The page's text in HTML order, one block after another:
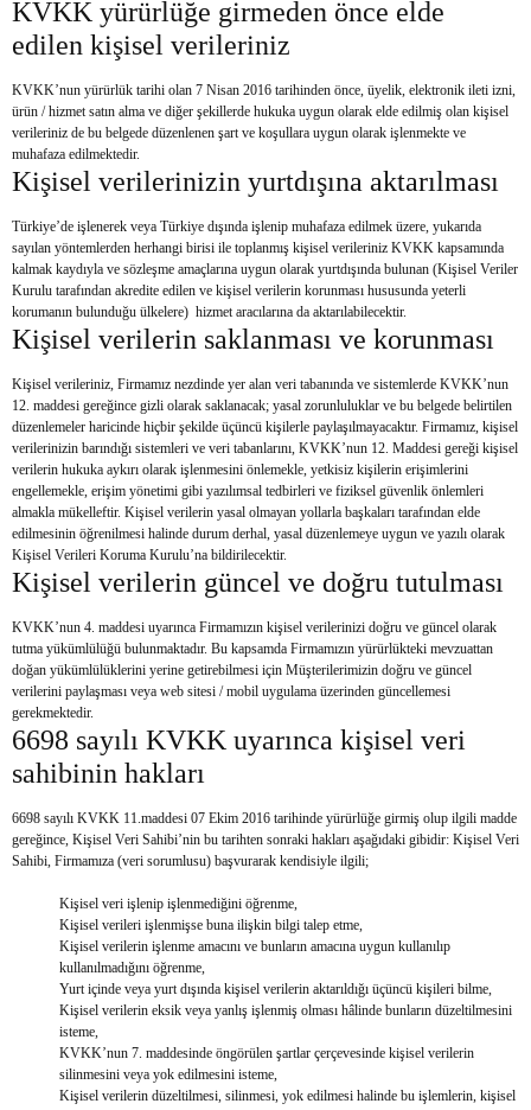
KVKK yürürlüğe girmeden önce elde
edilen kişisel verileriniz
KVKK’nun yürürlük tarihi olan 7 Nisan 2016 tarihinden önce, üyelik, elektronik ileti izni,
ürün / hizmet satın alma ve diğer şekillerde hukuka uygun olarak elde edilmiş olan kişisel
verileriniz de bu belgede düzenlenen şart ve koşullara uygun olarak işlenmekte ve
muhafaza edilmektedir.
Kişisel verilerinizin yurtdışına aktarılması
Türkiye’de işlenerek veya Türkiye dışında işlenip muhafaza edilmek üzere, yukarıda
sayılan yöntemlerden herhangi birisi ile toplanmış kişisel verileriniz KVKK kapsamında
kalmak kaydıyla ve sözleşme amaçlarına uygun olarak yurtdışında bulunan (Kişisel Veriler
Kurulu tarafından akredite edilen ve kişisel verilerin korunması hususunda yeterli
korumanın bulunduğu ülkelere) hizmet aracılarına da aktarılabilecektir.
Kişisel verilerin saklanması ve korunması
Kişisel verileriniz, Firmamız nezdinde yer alan veri tabanında ve sistemlerde KVKK’nun
12. maddesi gereğince gizli olarak saklanacak; yasal zorunluluklar ve bu belgede belirtilen
düzenlemeler haricinde hiçbir şekilde üçüncü kişilerle paylaşılmayacaktır. Firmamız, kişisel
verilerinizin barındığı sistemleri ve veri tabanlarını, KVKK’nun 12. Maddesi gereği kişisel
verilerin hukuka aykırı olarak işlenmesini önlemekle, yetkisiz kişilerin erişimlerini
engellemekle, erişim yönetimi gibi yazılımsal tedbirleri ve fiziksel güvenlik önlemleri
almakla mükelleftir. Kişisel verilerin yasal olmayan yollarla başkaları tarafından elde
edilmesinin öğrenilmesi halinde durum derhal, yasal düzenlemeye uygun ve yazılı olarak
Kişisel Verileri Koruma Kurulu’na bildirilecektir.
Kişisel verilerin güncel ve doğru tutulması
KVKK’nun 4. maddesi uyarınca Firmamızın kişisel verilerinizi doğru ve güncel olarak
tutma yükümlülüğü bulunmaktadır. Bu kapsamda Firmamızın yürürlükteki mevzuattan
doğan yükümlülüklerini yerine getirebilmesi için Müşterilerimizin doğru ve güncel
verilerini paylaşması veya web sitesi / mobil uygulama üzerinden güncellemesi
gerekmektedir.
6698 sayılı KVKK uyarınca kişisel veri
sahibinin hakları
6698 sayılı KVKK 11.maddesi 07 Ekim 2016 tarihinde yürürlüğe girmiş olup ilgili madde
gereğince, Kişisel Veri Sahibi’nin bu tarihten sonraki hakları aşağıdaki gibidir: Kişisel Veri
Sahibi, Firmamıza (veri sorumlusu) başvurarak kendisiyle ilgili;
Kişisel veri işlenip işlenmediğini öğrenme,
Kişisel verileri işlenmişse buna ilişkin bilgi talep etme,
Kişisel verilerin işlenme amacını ve bunların amacına uygun kullanılıp
kullanılmadığını öğrenme,
Yurt içinde veya yurt dışında kişisel verilerin aktarıldığı üçüncü kişileri bilme,
Kişisel verilerin eksik veya yanlış işlenmiş olması hâlinde bunların düzeltilmesini
isteme,
KVKK’nun 7. maddesinde öngörülen şartlar çerçevesinde kişisel verilerin
silinmesini veya yok edilmesini isteme,
Kişisel verilerin düzeltilmesi, silinmesi, yok edilmesi halinde bu işlemlerin, kişisel